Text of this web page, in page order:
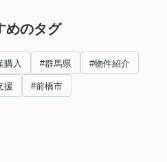
めのタグ
購入 #群馬県 #物件紹介
援 #前橋市